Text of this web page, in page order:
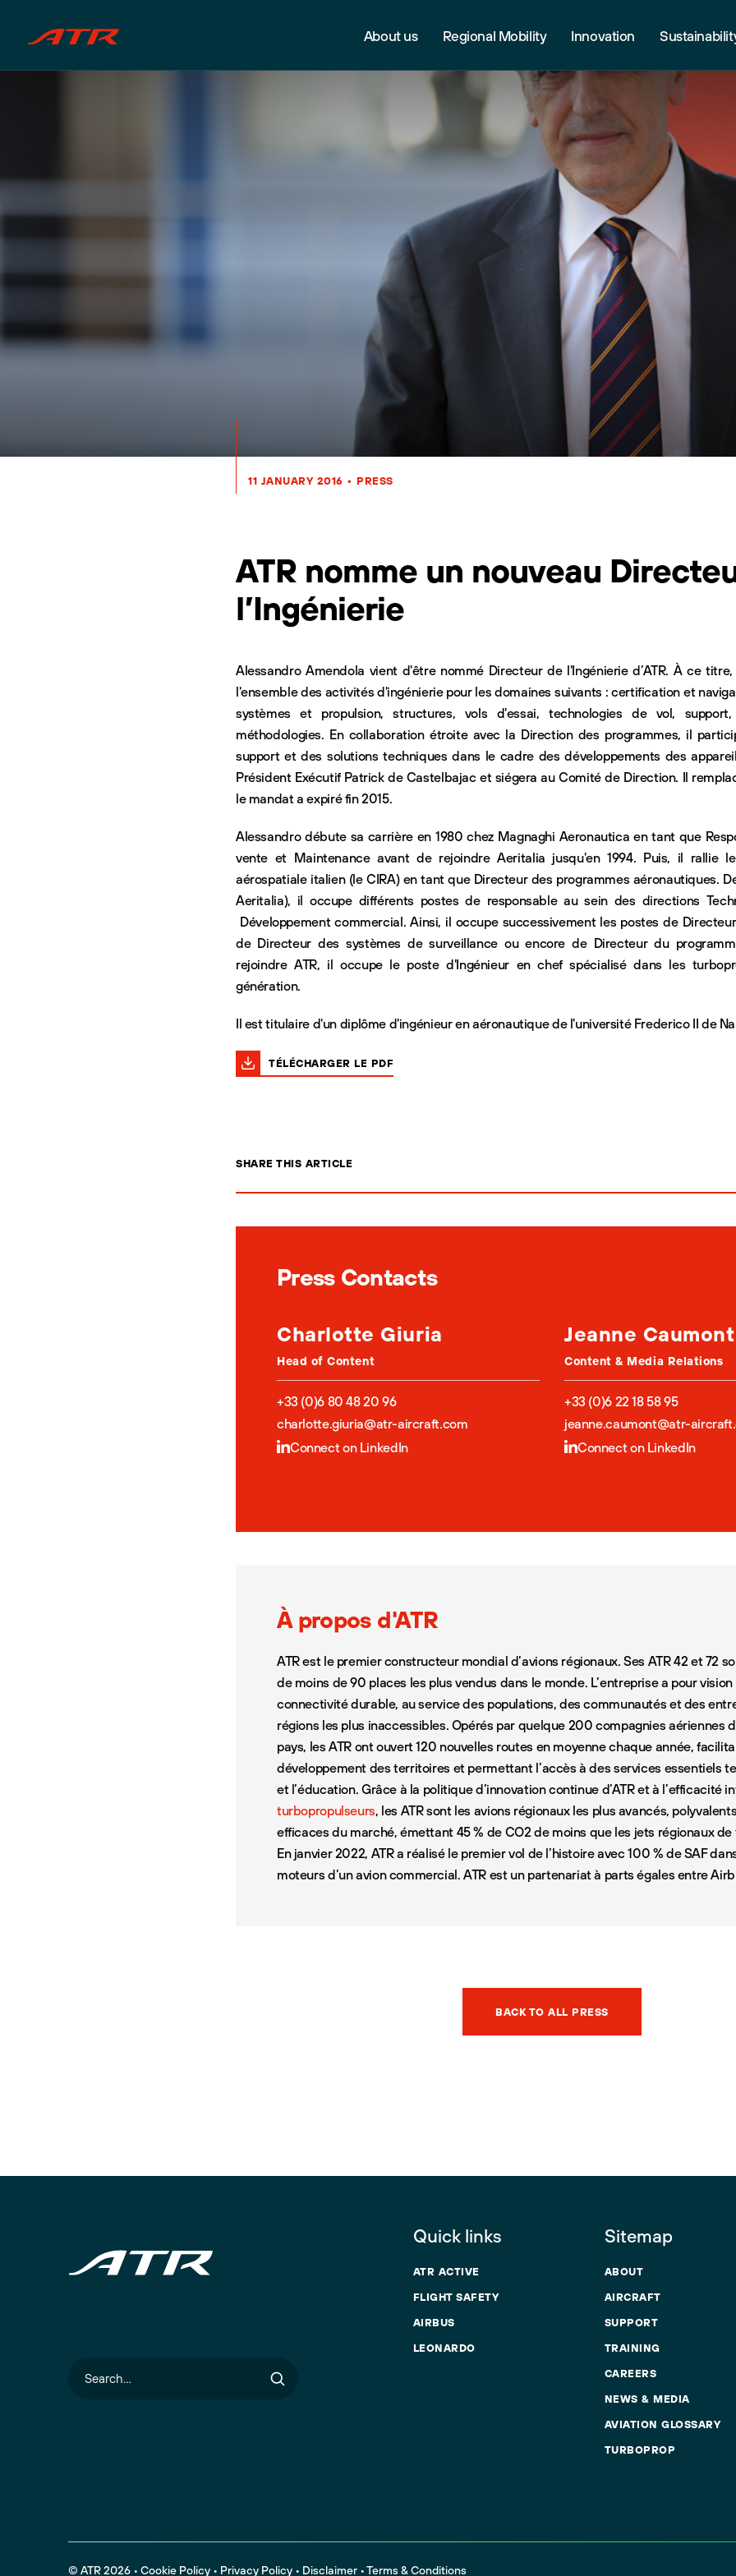
About us Regional Mobility Innovation
11 JANUARY 2016 • PRESS
ATR nomme un nouveau
l’Ingénierie
Alessandro Amendola vient d'être nommé Directeur de l'Ingénierie d’ATR. À ce
l'ensemble des activités d'ingénierie pour les domaines suivants : certification et
systèmes et propulsion, structures, vols d'essai, technologies de vol,
méthodologies. En collaboration étroite avec la Direction des programmes, il
support et des solutions techniques dans le cadre des développements des
Président Exécutif Patrick de Castelbajac et siégera au Comité de Direction. Il
le mandat a expiré fin 2015.
Alessandro débute sa carrière en 1980 chez Magnaghi Aeronautica en tant que
vente et Maintenance avant de rejoindre Aeritalia jusqu'en 1994. Puis, il rallie
aérospatiale italien (le CIRA) en tant que Directeur des programmes aéronautiques.
Aeritalia), il occupe différents postes de responsable au sein des directions
Développement commercial. Ainsi, il occupe successivement les postes de
de Directeur des systèmes de surveillance ou encore de Directeur du
rejoindre ATR, il occupe le poste d'Ingénieur en chef spécialisé dans les
génération.
Il est titulaire d'un diplôme d'ingénieur en aéronautique de l'université Frederico II de
TÉLÉCHARGER LE PDF
SHARE THIS ARTICLE
Press Contacts
Charlotte Giuria
Head of Content
+33 (0)6 80 48 20 96
charlotte.giuria@atr-aircraft.com
Connect on LinkedIn
Jeanne Caumont
Content & Media Relations
+33 (0)6 22 18 58 95
jeanne.caumont@atr-
Connect on LinkedIn
À propos d'ATR
ATR est le premier constructeur mondial d’avions régionaux. Ses ATR 42 et 72
de moins de 90 places les plus vendus dans le monde. L’entreprise a pour vision
connectivité durable, au service des populations, des communautés et des
régions les plus inaccessibles. Opérés par quelque 200 compagnies aériennes
pays, les ATR ont ouvert 120 nouvelles routes en moyenne chaque année,
développement des territoires et permettant l’accès à des services essentiels
et l’éducation. Grâce à la politique d’innovation continue d’ATR et à l’efficacité
turbopropulseurs, les ATR sont les avions régionaux les plus avancés,
efficaces du marché, émettant 45 % de CO2 de moins que les jets régionaux
En janvier 2022, ATR a réalisé le premier vol de l’histoire avec 100 % de SAF
moteurs d’un avion commercial. ATR est un partenariat à parts égales entre
BACK TO ALL PRESS
Quick links
ATR ACTIVE
FLIGHT SAFETY
AIRBUS
LEONARDO
Sitemap
ABOUT
AIRCRAFT
SUPPORT
TRAINING
CAREERS
NEWS & MEDIA
AVIATION GLOSSARY
TURBOPROP
© ATR 2026 • Cookie Policy • Privacy Policy • Disclaimer •Terms & Conditions